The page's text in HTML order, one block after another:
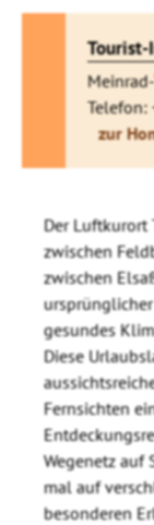
Tourist-
Telefon:
zur
Der Luftkurort
zwischen
zwischen
gesundes
Diese
Fernsichten
Wegenetz auf
mal auf
besonderen